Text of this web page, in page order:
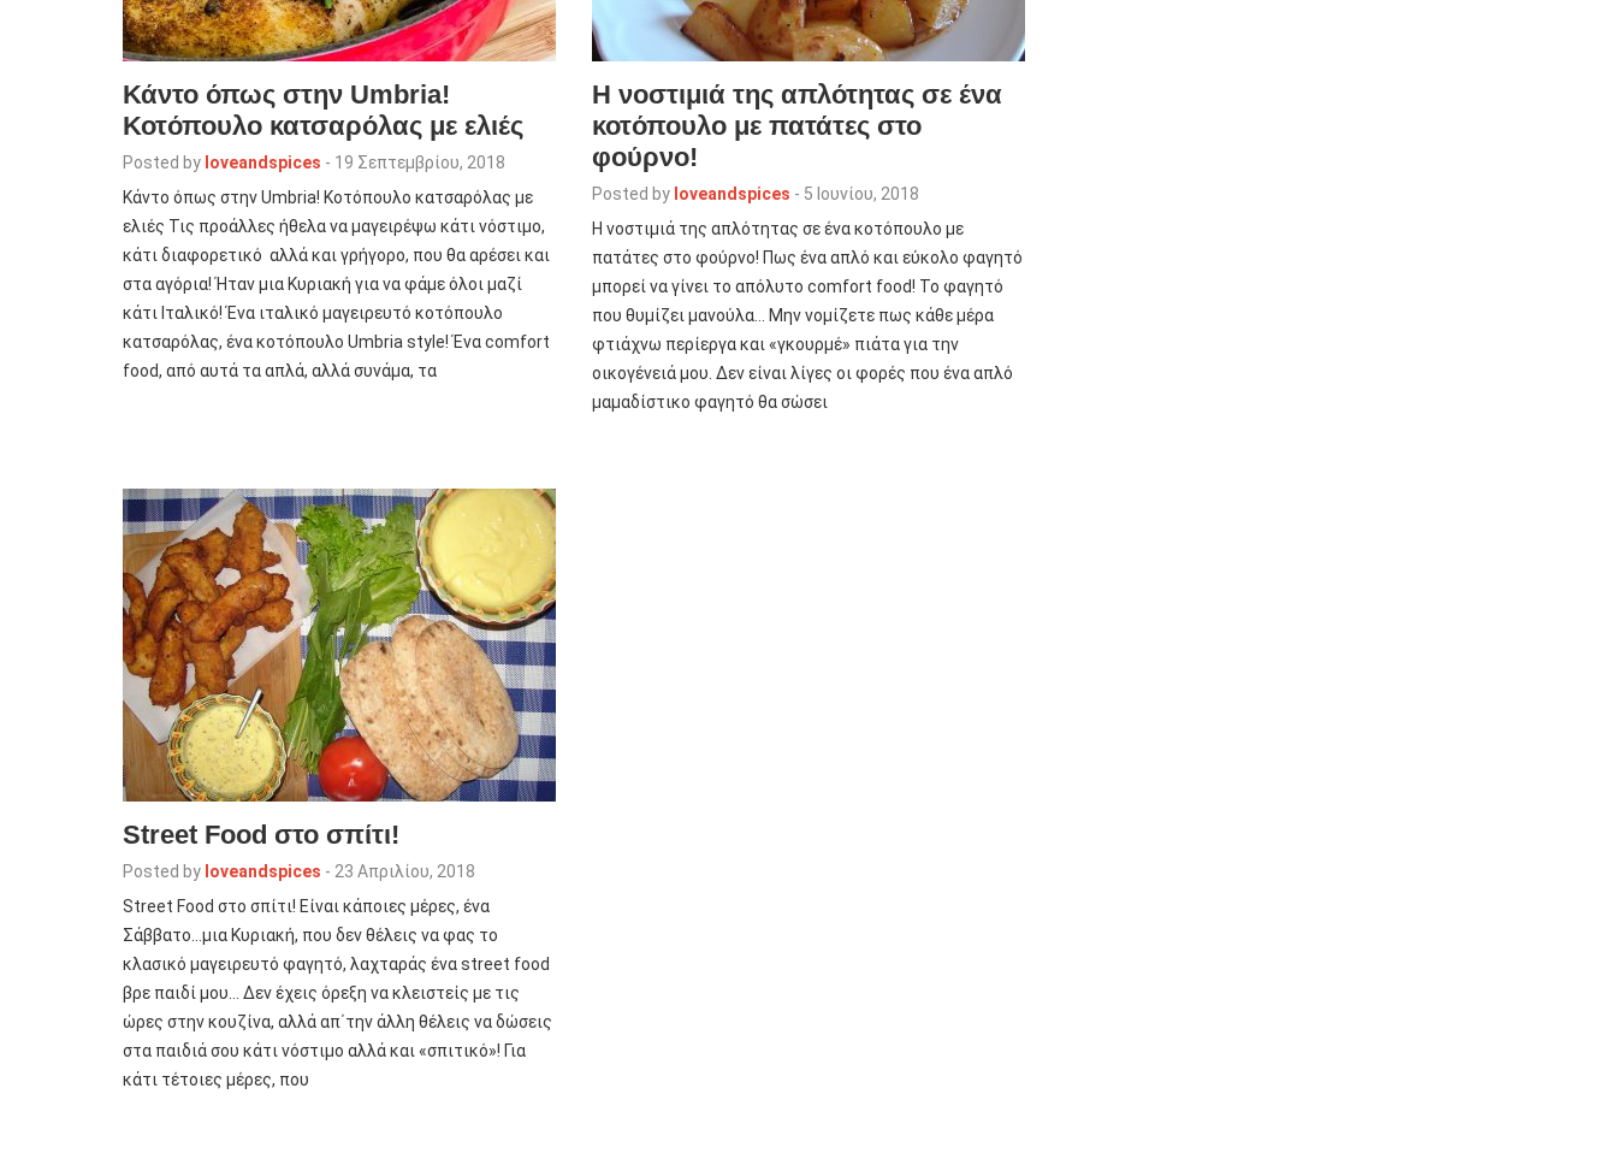
Κάντο όπως στην Umbria!
Κοτόπουλο κατσαρόλας με ελιές
Posted by loveandspices - 19 Σεπτεμβρίου, 2018
Κάντο όπως στην Umbria! Κοτόπουλο κατσαρόλας με
ελιές Τις προάλλες ήθελα να μαγειρέψω κάτι νόστιμο,
κάτι διαφορετικό αλλά και γρήγορο, που θα αρέσει και
στα αγόρια! Ήταν μια Κυριακή για να φάμε όλοι μαζί
κάτι Ιταλικό! Ένα ιταλικό μαγειρευτό κοτόπουλο
κατσαρόλας, ένα κοτόπουλο Umbria style! Ένα comfort
food, από αυτά τα απλά, αλλά συνάμα, τα
H νοστιμιά της απλότητας σε ένα
κοτόπουλο με πατάτες στο
φούρνο!
Posted by loveandspices - 5 Ιουνίου, 2018
H νοστιμιά της απλότητας σε ένα κοτόπουλο με
πατάτες στο φούρνο! Πως ένα απλό και εύκολο φαγητό
μπορεί να γίνει το απόλυτο comfort food! Το φαγητό
που θυμίζει μανούλα… Μην νομίζετε πως κάθε μέρα
φτιάχνω περίεργα και «γκουρμέ» πιάτα για την
οικογένειά μου. Δεν είναι λίγες οι φορές που ένα απλό
μαμαδίστικο φαγητό θα σώσει
Street Food στο σπίτι!
Posted by loveandspices - 23 Απριλίου, 2018
Street Food στο σπίτι! Είναι κάποιες μέρες, ένα
Σάββατο…μια Κυριακή, που δεν θέλεις να φας το
κλασικό μαγειρευτό φαγητό, λαχταράς ένα street food
βρε παιδί μου… Δεν έχεις όρεξη να κλειστείς με τις
ώρες στην κουζίνα, αλλά απ΄την άλλη θέλεις να δώσεις
στα παιδιά σου κάτι νόστιμο αλλά και «σπιτικό»! Για
κάτι τέτοιες μέρες, που